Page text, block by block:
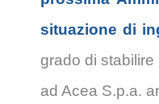
situazione di
grado di
ad Acea S.p.a.